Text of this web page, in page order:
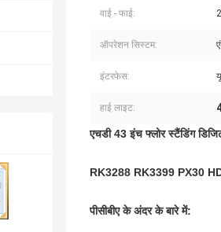
वाई - फाई:
ऑपरेशन सिस्टम:
इंटरफेस:
हाई लाइट:
एचडी 43 इंच फ्लोर स्टैंडिंग
RK3288 RK3399 PX30 HD
पीसीबीए के अंदर के बारे में: